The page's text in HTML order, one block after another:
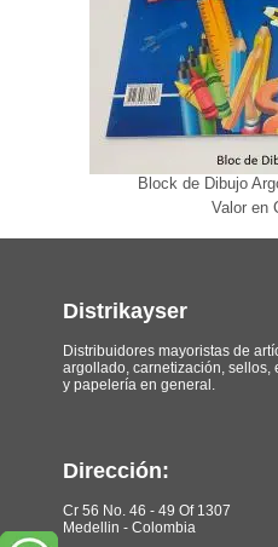
Block de Dibujo
Valor en
Distrikayser
Distribuidores mayoristas de
argollado, carnetización, sellos,
y papelería en general.
Dirección:
Cr 56 No. 46 - 49 Of 1307
Medellin - Colombia